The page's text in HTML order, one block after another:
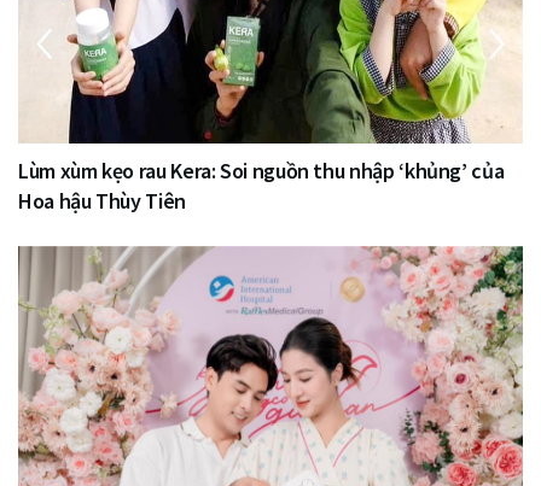
Lùm xùm kẹo rau Kera: Soi nguồn thu nhập ‘khủng’ của
Hoa hậu Thùy Tiên